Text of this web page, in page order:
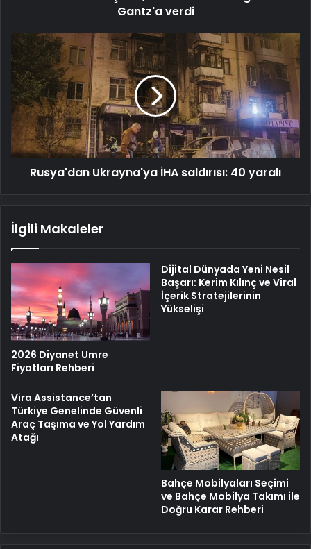
Gantz'a verdi
Rusya'dan
Ukrayna'ya
İHA
saldırısı:
40
yaralı
Rusya'dan Ukrayna'ya İHA saldırısı: 40 yaralı
İlgili Makaleler
2026 Diyanet Umre
Fiyatları Rehberi
Dijital Dünyada Yeni Nesil
Başarı: Kerim Kılınç ve Viral
İçerik Stratejilerinin
Yükselişi
Vira Assistance’tan
Türkiye Genelinde Güvenli
Araç Taşıma ve Yol Yardım
Atağı
Bahçe Mobilyaları Seçimi
ve Bahçe Mobilya Takımı ile
Doğru Karar Rehberi